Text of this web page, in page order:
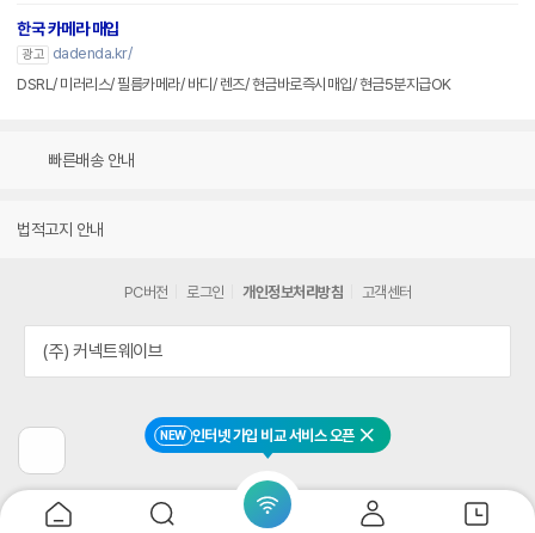
NEW 인터넷 가입 비교 서비스 오픈 닫기
한국 카메라 매입
광고
dadenda.kr/
DSRL/ 미러리스/ 필름카메라/ 바디/ 렌즈/ 현금바로즉시매입/ 현금5분지급OK
빠른배송 안내
법적고지 안내
전
페
이
지
PC버전 로그인 개인정보처리방침 고객센터
(주) 커넥트웨이브